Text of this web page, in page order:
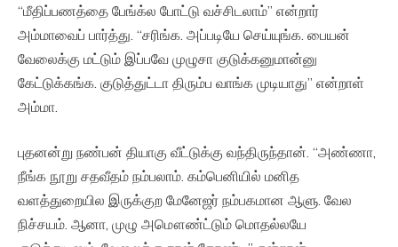
“மீதிப்பணத்தை பேங்க்ல போட்டு வச்சிடலாம்” என்றார்
அம்மாவைப் பார்த்து. “சரிங்க. அப்படியே செய்யுங்க. பையன்
வேலைக்கு மட்டும் இப்பவே முழுசா குடுக்கனுமான்னு
கேட்டுக்கங்க. குடுத்துட்டா திரும்ப வாங்க முடியாது” என்றாள்
அம்மா.
புதனன்று நண்பன் தியாகு வீட்டுக்கு வந்திருந்தான். “அண்ணா,
நீங்க நூறு சதவீதம் நம்பலாம். கம்பெனியில் மனித
வளத்துறையில இருக்குற மேனேஜர் நம்பகமான ஆளு. வேல
நிச்சயம். ஆனா, முழு அமௌண்ட்டும் மொதல்லயே